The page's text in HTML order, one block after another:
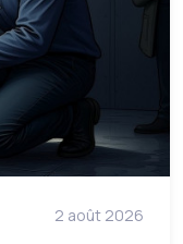
2 août 2026